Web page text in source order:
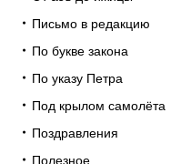
Письмо в редакцию
По букве закона
По указу Петра
Под крылом самолёта
Поздравления
Полезное